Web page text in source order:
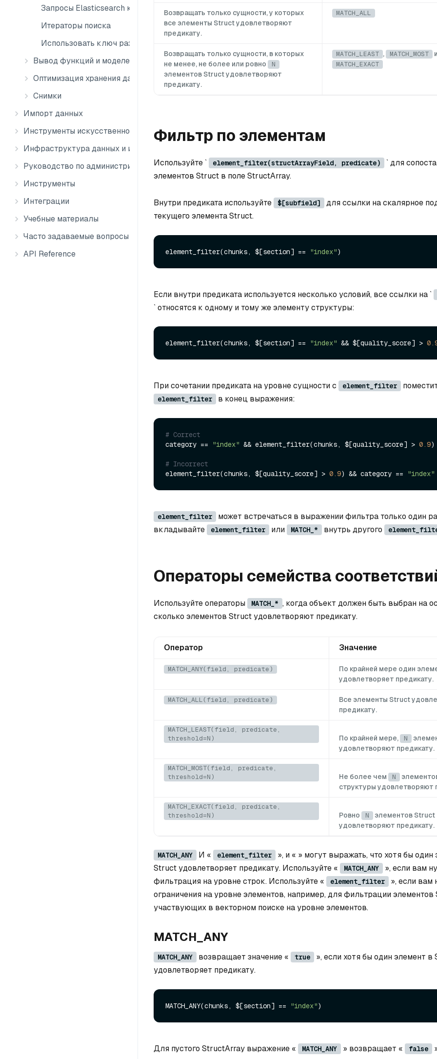
Запросы Elasticsearch к Milvus
Итераторы поиска
Использовать ключ раздела
Вывод функций и моделей
Оптимизация хранения данных
Снимки
Импорт данных
Инструменты искусственного интеллекта
Инфраструктура данных и интеграция
Руководство по администрированию
Инструменты
Интеграции
Учебные материалы
Часто задаваемые вопросы
API Reference
Возвращать только сущности, у которых
все элементы Struct удовлетворяют
предикату.
MATCH_ALL
Возвращать только сущности, в которых
не менее, не более или ровно
N
элементов Struct удовлетворяют
предикату.
MATCH_LEAST , MATCH_MOST
MATCH_EXACT
Фильтр по элементам
Используйте ` element_filter(structArrayField, predicate)
` для
элементов Struct в поле StructArray.
Внутри предиката используйте $[subfield]
для ссылки на скалярное
текущего элемента Struct.
element_filter(chunks, $[section] == "index"
Если внутри предиката используется несколько условий, все ссылки на `
` относятся к одному и тому же элементу структуры:
element_filter(chunks, $[section] == "index" && $[quality_score] >
При сочетании предиката на уровне сущности с element_filter
element_filter в конец выражения:
# Correct
category ==
"index" && element_filter(chunks, $[quality_score] > 0.9)
# Incorrect
element_filter(chunks, $[quality_score] > 0.9) && category == "index"
element_filter
может встречаться в выражении фильтра только один
вкладывайте
element_filter или MATCH_* внутрь другого
Операторы семейства
Используйте операторы MATCH_* , когда объект должен быть выбран на
сколько элементов Struct удовлетворяют предикату.
Оператор Значение
MATCH_ANY(field, predicate)
По крайней мере один
удовлетворяет предикату.
MATCH_ALL(field, predicate)
Все элементы Struct
предикату.
MATCH_LEAST(field, predicate,
threshold=N)
По крайней мере, N
удовлетворяют предикату.
MATCH_MOST(field, predicate,
threshold=N)
Не более чем N
структуры удовлетворяют
MATCH_EXACT(field, predicate,
threshold=N)
Ровно N
элементов Struct
удовлетворяют предикату.
MATCH_ANY И « element_filter
», и « » могут выражать, что хотя бы один
Struct удовлетворяет предикату. Используйте «
MATCH_ANY
», если вам
фильтрация на уровне строк. Используйте «
element_filter
», если вам
ограничения на уровне элементов, например, для фильтрации элементов
участвующих в векторном поиске на уровне элементов.
MATCH_ANY
MATCH_ANY возвращает значение « true
», если хотя бы один элемент
удовлетворяет предикату.
MATCH_ANY(chunks, $[section] == "index"
Для пустого StructArray выражение « MATCH_ANY » возвращает « false